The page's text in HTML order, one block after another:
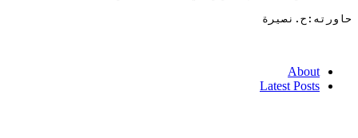
حاورته:ح.نصيرة
About
Latest Posts